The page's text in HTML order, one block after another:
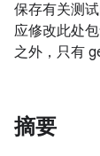
保存有关测
应修改此处
之外，只有
摘要